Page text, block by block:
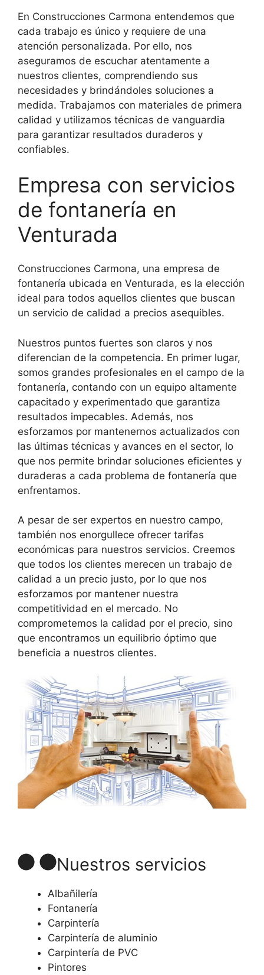
En Construcciones Carmona entendemos que
cada trabajo es único y requiere de una
atención personalizada. Por ello, nos
aseguramos de escuchar atentamente a
nuestros clientes, comprendiendo sus
necesidades y brindándoles soluciones a
medida. Trabajamos con materiales de primera
calidad y utilizamos técnicas de vanguardia
para garantizar resultados duraderos y
confiables.
Empresa con servicios
de fontanería en
Venturada
Construcciones Carmona, una empresa de
fontanería ubicada en Venturada, es la elección
ideal para todos aquellos clientes que buscan
un servicio de calidad a precios asequibles.
Nuestros puntos fuertes son claros y nos
diferencian de la competencia. En primer lugar,
somos grandes profesionales en el campo de la
fontanería, contando con un equipo altamente
capacitado y experimentado que garantiza
resultados impecables. Además, nos
esforzamos por mantenernos actualizados con
las últimas técnicas y avances en el sector, lo
que nos permite brindar soluciones eficientes y
duraderas a cada problema de fontanería que
enfrentamos.
A pesar de ser expertos en nuestro campo,
también nos enorgullece ofrecer tarifas
económicas para nuestros servicios. Creemos
que todos los clientes merecen un trabajo de
calidad a un precio justo, por lo que nos
esforzamos por mantener nuestra
competitividad en el mercado. No
comprometemos la calidad por el precio, sino
que encontramos un equilibrio óptimo que
beneficia a nuestros clientes.
Nuestros servicios
Albañilería
Fontanería
Carpintería
Carpintería de aluminio
Carpintería de PVC
Pintores